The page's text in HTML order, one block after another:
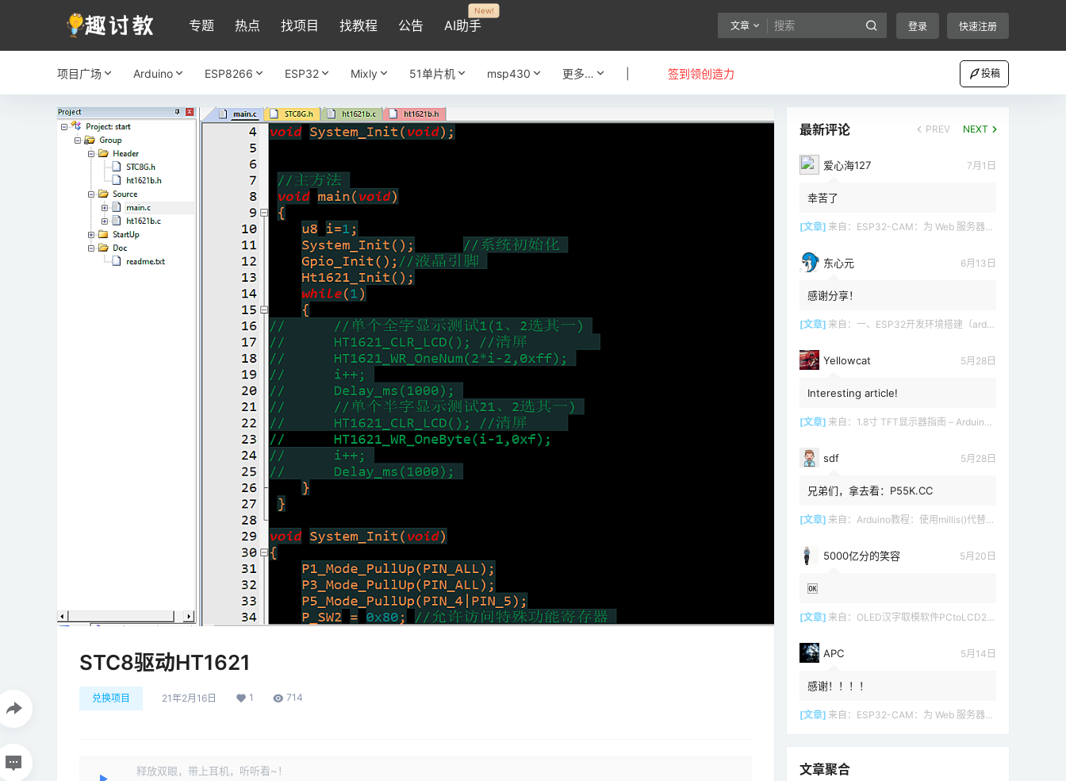
专题 热点 找项目 找教程 公告 AI助手
New!
文章 登录 快速注册
项目广场 Arduino ESP8266 ESP32 Mixly 51单片机 msp430 更多… 签到领创造力 投稿
STC8驱动HT1621
兑换项目 21年2月16日 1 714
释放双眼，带上耳机，听听看~！
最新评论 PREV NEXT
爱心海127 7月1日
幸苦了
[文章] 来自： ESP32-CAM：为 Web 服务器（Arduino IDE）设置接入点（AP）
东心元 6月13日
感谢分享！
[文章] 来自： 一、ESP32开发环境搭建（arduino）
Yellowcat 5月28日
Interesting article!
[文章] 来自： 1.8寸 TFT显示器指南 – Arduino教程
sdf 5月28日
兄弟们，拿去看：P55K.CC
[文章] 来自： Arduino教程：使用millis()代替delay()
5000亿分的笑容 5月20日
🆗
[文章] 来自： OLED汉字取模软件PCtoLCD2002 LCD1602
APC 5月14日
感谢！！！！
[文章] 来自： ESP32-CAM：为 Web 服务器（Arduino IDE）设置接入点（AP）
文章聚合